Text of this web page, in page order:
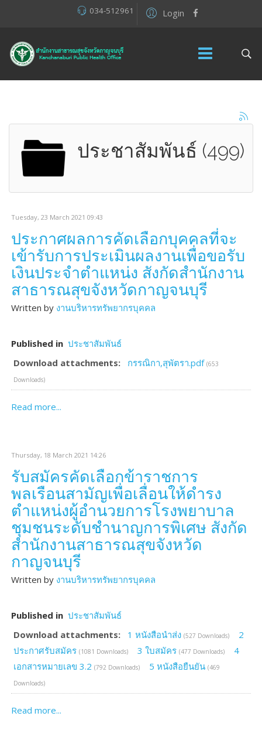
Login
034-512961
ประชาสัมพันธ์ (499)
Tuesday, 23 March 2021 09:43
ประกาศผลการคัดเลือกบุคคลที่จะ
เข้ารับการประเมินผลงานเพื่อขอรับ
เงินประจำตำแหน่ง สังกัดสำนักงาน
สาธารณสุขจังหวัดกาญจนบุรี
Written by งานบริหารทรัพยากรบุคคล
Published in ประชาสัมพันธ์
Download attachments:
กรรณิกา,สุพัตรา.pdf (653
Downloads)
Read more...
Thursday, 18 March 2021 14:26
รับสมัครคัดเลือกข้าราชการ
พลเรือนสามัญเพื่อเลื่อนให้ดำรง
ตำแหน่งผู้อำนวยการโรงพยาบาล
ชุมชนระดับชำนาญการพิเศษ สังกัด
สำนักงานสาธารณสุขจังหวัด
กาญจนบุรี
Written by งานบริหารทรัพยากรบุคคล
Published in ประชาสัมพันธ์
Download attachments:
1 หนังสือนำส่ง (527 Downloads)
2
ประกาศรับสมัคร (1081 Downloads) 3 ใบสมัคร (477 Downloads)
4
เอกสารหมายเลข 3.2 (792 Downloads) 5 หนังสือยืนยัน (469
Downloads)
Read more...